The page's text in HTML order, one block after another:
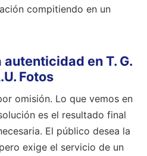
compitiendo en un
en T. G.
Fotos
omisión. Lo que vemos en
es el resultado final
El público desea la
exige el servicio de un